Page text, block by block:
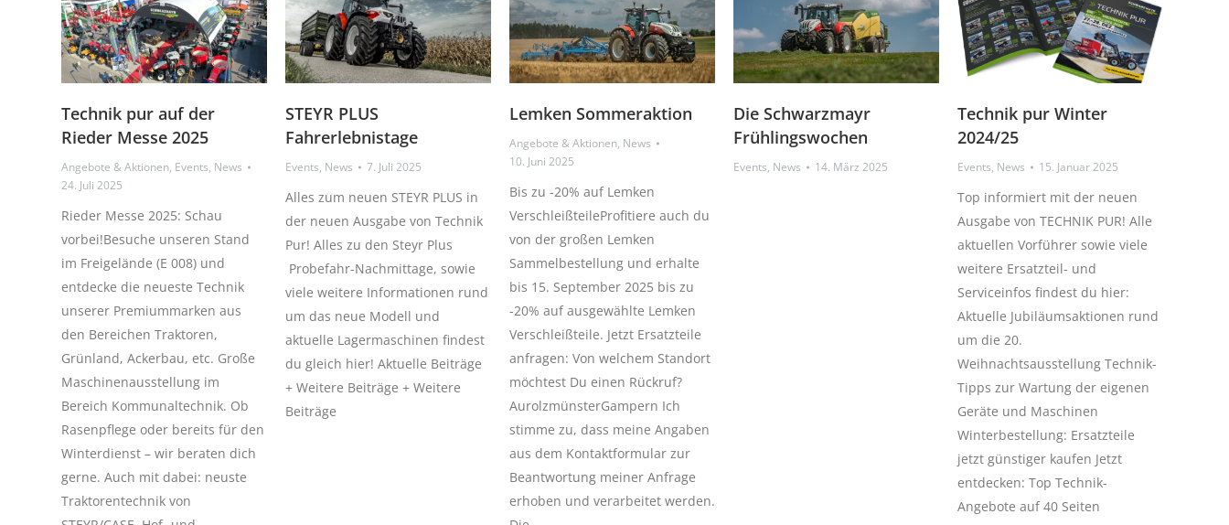
Technik pur auf der
Rieder Messe 2025
Angebote & Aktionen, Events, News
24. Juli 2025
Rieder Messe 2025: Schau
vorbei!Besuche unseren Stand
im Freigelände (E 008) und
entdecke die neueste Technik
unserer Premiummarken aus
den Bereichen Traktoren,
Grünland, Ackerbau, etc. Große
Maschinenausstellung im
Bereich Kommunaltechnik. Ob
Rasenpflege oder bereits für den
Winterdienst – wir beraten dich
gerne. Auch mit dabei: neuste
Traktorentechnik von
STEYR PLUS
Fahrerlebnistage
Events, News 7. Juli 2025
Alles zum neuen STEYR PLUS in
der neuen Ausgabe von Technik
Pur! Alles zu den Steyr Plus
Probefahr-Nachmittage, sowie
viele weitere Informationen rund
um das neue Modell und
aktuelle Lagermaschinen findest
du gleich hier! Aktuelle Beiträge
+ Weitere Beiträge + Weitere
Beiträge
Lemken Sommeraktion
Angebote & Aktionen, News
10. Juni 2025
Bis zu -20% auf Lemken
VerschleißteileProfitiere auch du
von der großen Lemken
Sammelbestellung und erhalte
bis 15. September 2025 bis zu
-20% auf ausgewählte Lemken
Verschleißteile. Jetzt Ersatzteile
anfragen: Von welchem Standort
möchtest Du einen Rückruf?
AurolzmünsterGampern Ich
stimme zu, dass meine Angaben
aus dem Kontaktformular zur
Beantwortung meiner Anfrage
erhoben und verarbeitet werden.
Die Schwarzmayr
Frühlingswochen
Events, News 14. März 2025
Technik pur Winter
2024/25
Events, News 15. Januar 2025
Top informiert mit der neuen
Ausgabe von TECHNIK PUR! Alle
aktuellen Vorführer sowie viele
weitere Ersatzteil- und
Serviceinfos findest du hier:
Aktuelle Jubiläumsaktionen rund
um die 20.
Weihnachtsausstellung Technik-
Tipps zur Wartung der eigenen
Geräte und Maschinen
Winterbestellung: Ersatzteile
jetzt günstiger kaufen Jetzt
entdecken: Top Technik-
Angebote auf 40 Seiten